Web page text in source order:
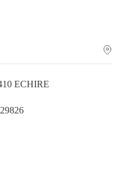
ECHIRE